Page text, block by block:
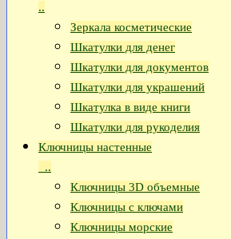
..
Зеркала косметические
Шкатулки для денег
Шкатулки для документов
Шкатулки для украшений
Шкатулка в виде книги
Шкатулки для рукоделия
Ключницы настенные
..
Ключницы 3D объемные
Ключницы с ключами
Ключницы морские